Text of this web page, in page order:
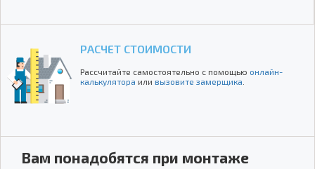
РАСЧЕТ СТОИМОСТИ
Рассчитайте самостоятельно с помощью онлайн-
калькулятора или вызовите замерщика
Вам понадобятся при монтаже